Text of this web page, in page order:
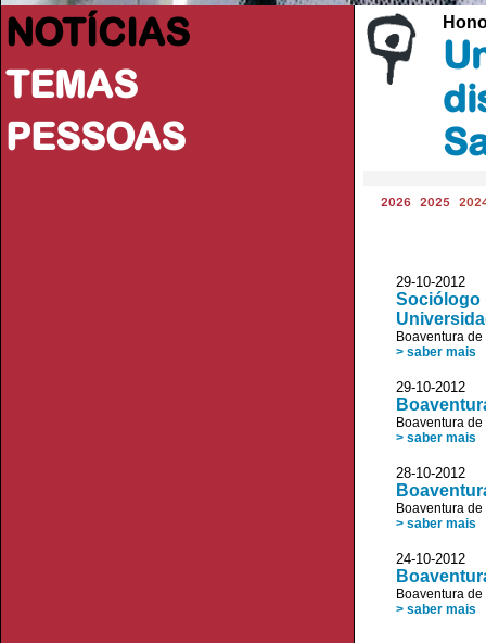
NOTÍCIAS
TEMAS
PESSOAS
2026 2025
29-10-2012
Sociólogo
Boaventura
> saber mais
29-10-2012
Boaventura
> saber mais
28-10-
Boaventura
> saber mais
24-10-
Boaventura
> saber mais